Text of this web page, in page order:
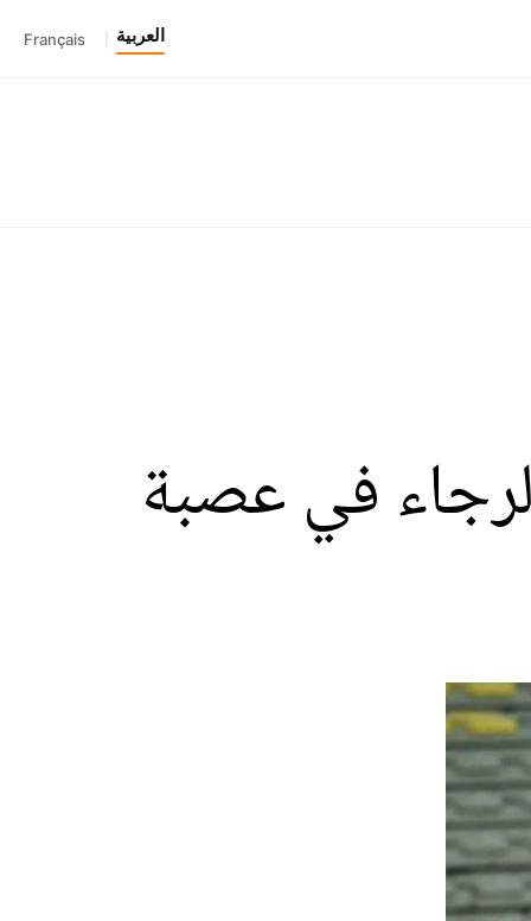
العربية Français
في عصبة